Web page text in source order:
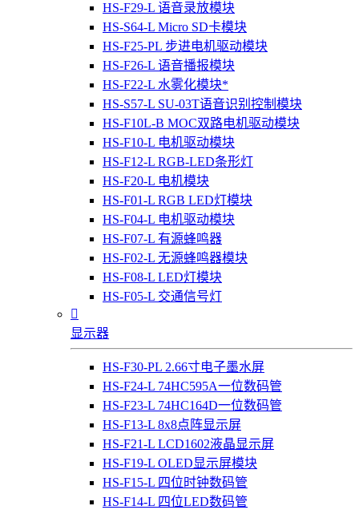
HS-F29-L 语音录放模块
HS-S64-L Micro SD卡模块
HS-F25-PL 步进电机驱动模块
HS-F26-L 语音播报模块
HS-F22-L 水雾化模块*
HS-S57-L SU-03T语音识别控制模块
HS-F10L-B MOC双路电机驱动模块
HS-F10-L 电机驱动模块
HS-F12-L RGB-LED条形灯
HS-F20-L 电机模块
HS-F01-L RGB LED灯模块
HS-F04-L 电机驱动模块
HS-F07-L 有源蜂鸣器
HS-F02-L 无源蜂鸣器模块
HS-F08-L LED灯模块
HS-F05-L 交通信号灯

显示器
HS-F30-PL 2.66寸电子墨水屏
HS-F24-L 74HC595A一位数码管
HS-F23-L 74HC164D一位数码管
HS-F13-L 8x8点阵显示屏
HS-F21-L LCD1602液晶显示屏
HS-F19-L OLED显示屏模块
HS-F15-L 四位时钟数码管
HS-F14-L 四位LED数码管